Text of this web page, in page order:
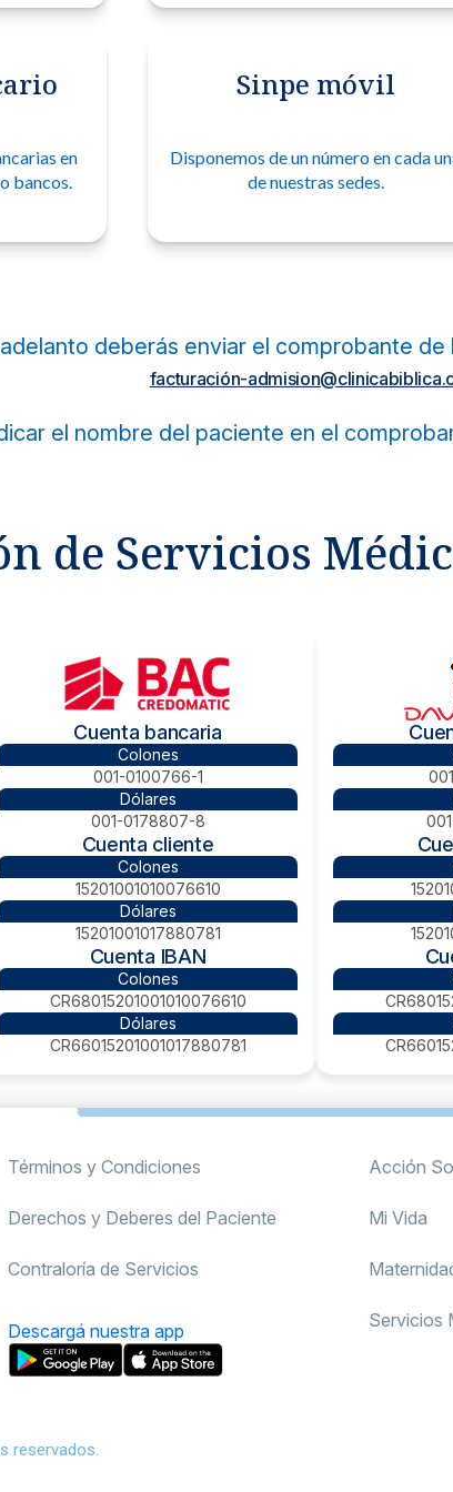
en
bancos.
Sinpe móvil
Disponemos de un número en cada
de nuestras sedes.
deberás enviar el comprobante
facturación-
el nombre del paciente en el
de Servicios
Cuenta bancaria
Colones
001-0100766-1
Dólares
001-0178807-8
Cuenta cliente
Colones
15201001010076610
Dólares
15201001017880781
Cuenta IBAN
Colones
CR68015201001010076610
Dólares
CR66015201001017880781
Términos y Condiciones
Derechos y Deberes del Paciente
Contraloría de Servicios
Descargá nuestra app
Acción
Mi Vida
Servicios
reservados.